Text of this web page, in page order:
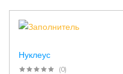
Нуклеус
(0)